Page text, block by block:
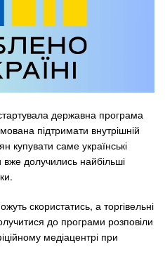
державна програма
підтримати внутрішній
купувати саме українські
долучились найбільші
скористатись, а торгівельні
до програми розповіли
медіацентрі при